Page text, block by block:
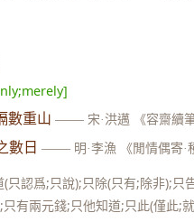
數重山 —— 宋·洪邁 《容齋續筆
數日 —— 明·李漁 《閒情偶寄·
(只認爲;只說);只除(只有;除非);只
有兩元錢;只他知道;只此(僅此;